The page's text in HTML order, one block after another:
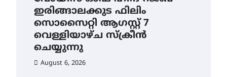
ഇരിങ്ങാലക്കുട ഫിലിം
സൊസൈറ്റി ആഗസ്റ്റ് 7
വെള്ളിയാഴ്ച സ്‌ക്രീൻ
ചെയ്യുന്നു
August 6, 2026
ഐ.ഐ.ടി മദ്രാസ്സിൽ നിന്നും
ഡോക്ടറേറ്റ് – ഇരിങ്ങാലക്കുട
സ്വദേശി ആതിര എം കെ
യുടെ നേട്ടം പ്രതിസന്ധികളോട്
പൊരുതി
August 5, 2026
ട്യുണീഷ്യൻ ചിത്രം ” ദി